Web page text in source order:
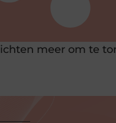
meer om te